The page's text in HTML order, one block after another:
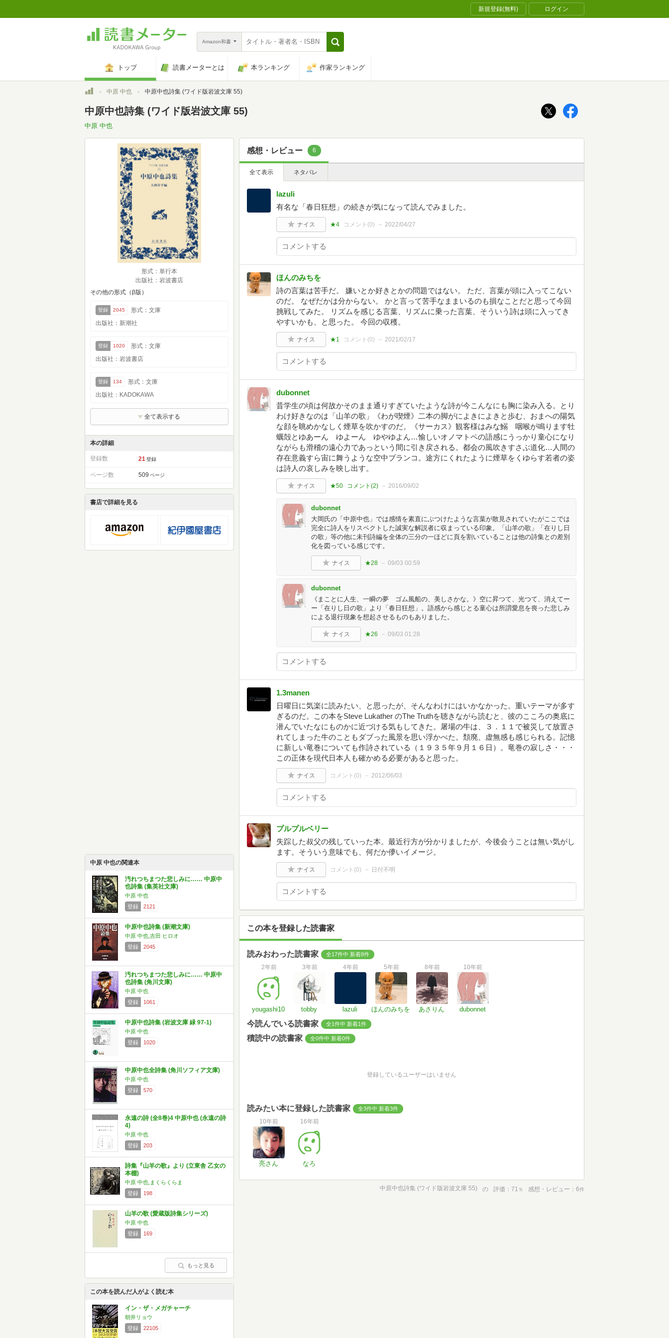
新規登録(無料) ログイン
Amazon和書
トップ 読書メーターとは 本ランキング 作家ランキング
トップ中原 中也 中原中也詩集 (ワイド版岩波文庫 55)
中原中也詩集 (ワイド版岩波文庫 55)
中原 中也
形式：単行本
出版社：岩波書店
その他の形式（β版）
登録 2045
形式：文庫
出版社：新潮社
登録 1020
形式：文庫
出版社：岩波書店
登録 134
形式：文庫
出版社：KADOKAWA
全て表示する
本の詳細
登録数 21 登録
ページ数 509 ページ
書店で詳細を見る
中原 中也の関連本
汚れつちまつた悲しみに…… 中原中
也詩集 (集英社文庫)
中原 中也
登録
2121
中原中也詩集 (新潮文庫)
中原 中也,吉田 ヒロオ
登録
2045
汚れつちまつた悲しみに…… 中原中
也詩集 (角川文庫)
中原 中也
登録
1061
中原中也詩集 (岩波文庫 緑 97-1)
中原 中也
登録
1020
中原中也全詩集 (角川ソフィア文庫)
中原 中也
登録
570
永遠の詩 (全8巻)4 中原中也 (永遠の詩
4)
中原 中也
登録
203
詩集『山羊の歌』より (立東舎 乙女の
本棚)
中原 中也,まくらくらま
登録
198
山羊の歌 (愛蔵版詩集シリーズ)
中原 中也
登録
169
もっと見る
この本を読んだ人がよく読む本
イン・ザ・メガチャーチ
朝井リョウ
登録
22105
感想・レビュー 6
全て表示 ネタバレ
lazuli
有名な「春日狂想」の続きが気になって読んでみました。
ナイス ★4 コメント(0) 2022/04/27
ほんのみちを
詩の言葉は苦手だ。 嫌いとか好きとかの問題ではない。 ただ、言葉が頭に入ってこない
のだ。 なぜだかは分からない。 かと言って苦手なままいるのも損なことだと思って今回
挑戦してみた。 リズムを感じる言葉、リズムに乗った言葉、そういう詩は頭に入ってき
やすいかも、と思った。 今回の収穫。
ナイス ★1 コメント(0) 2021/02/17
dubonnet
昔学生の頃は何故かそのまま通りすぎていたような詩が今こんなにも胸に染み入る。とり
わけ好きなのは「山羊の歌」《わが喫煙》二本の脚がによきによきと歩む、おまへの陽気
な顔を眺めかなしく煙草を吹かすのだ。《サーカス》観客様はみな鰯 咽喉が鳴ります牡
蠣殻とゆあーん ゆよーん ゆやゆよん…愉しいオノマトペの語感にうっかり童心になり
ながらも滑稽の遠心力であっという間に引き戻される。都会の風吹きすさぶ道化…人間の
存在意義すら宙に舞うような空中ブランコ。途方にくれたように煙草をくゆらす若者の姿
は詩人の哀しみを映し出す。
ナイス ★50 コメント(2) 2016/09/02
dubonnet
大岡氏の「中原中也」では感情を素直にぶつけたような言葉が散見されていたがここでは
完全に詩人をリスペクトした誠実な解説者に収まっている印象。「山羊の歌」「在りし日
の歌」等の他に未刊詩編を全体の三分の一ほどに頁を割いていることは他の詩集との差別
化を図っている感じです。
ナイス ★28 09/03 00:59
dubonnet
《まことに人生、一瞬の夢 ゴム風船の、美しさかな。》空に昇つて、光つて、消えてー
ー「在りし日の歌」より「春日狂想」。語感から感じとる童心は所謂愛息を喪った悲しみ
による退行現象を想起させるものもありました。
ナイス ★26 09/03 01:28
1.3manen
日曜日に気楽に読みたい、と思ったが、そんなわけにはいかなかった。重いテーマが多す
ぎるのだ。この本をSteve Lukather のThe Truthを聴きながら読むと、彼のこころの奥底に
潜んでいたなにものかに近づける気もしてきた。屠場の牛は、３．１１で被災して放置さ
れてしまった牛のこともダブった風景を思い浮かべた。頽廃、虚無感も感じられる。記憶
に新しい竜巻についても作詩されている（１９３５年９月１６日）。竜巻の寂しさ・・・
この正体を現代日本人も確かめる必要があると思った。
ナイス コメント(0) 2012/06/03
プルプルベリー
失踪した叔父の残していった本。最近行方が分かりましたが、今後会うことは無い気がし
ます。そういう意味でも、何だか儚いイメージ。
ナイス コメント(0) 日付不明
この本を登録した読書家
読みおわった読書家 全17件中 新着8件
2年前
yougashi10
3年前
tobby
4年前
lazuli
5年前
ほんのみちを
8年前
あさりん
10年前
dubonnet
今読んでいる読書家 全1件中 新着1件
積読中の読書家 全0件中 新着0件
登録しているユーザーはいません
読みたい本に登録した読書家 全3件中 新着3件
10年前
亮さん
16年前
なろ
中原中也詩集 (ワイド版岩波文庫 55) の 評価 71 ％ 感想・レビュー 6件